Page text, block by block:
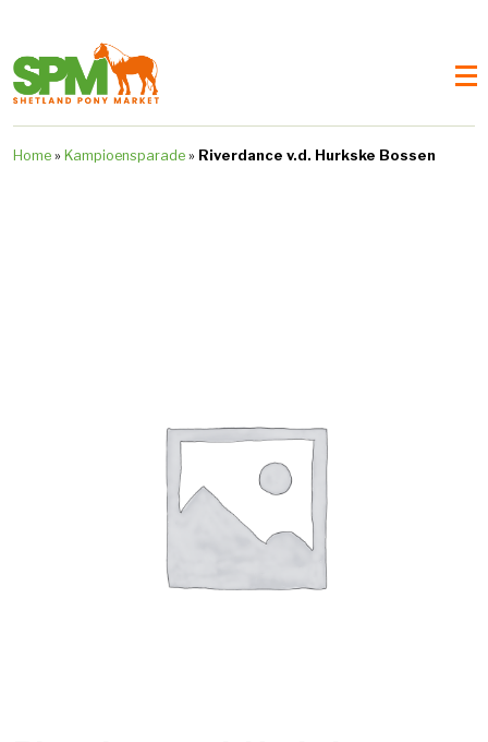
Home » Kampioensparade » Riverdance v.d. Hurkske Bossen